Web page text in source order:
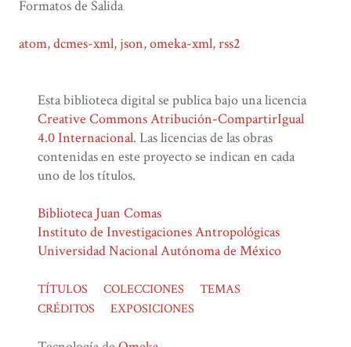
Formatos de Salida
atom,dcmes-xml, json,omeka-xml,rss2
Esta biblioteca digital se publica bajo una licencia
Creative Commons Atribución-CompartirIgual
4.0 Internacional. Las licencias de las obras
contenidas en este proyecto se indican en cada
uno de los títulos.
Biblioteca Juan Comas
Instituto de Investigaciones Antropológicas
Universidad Nacional Autónoma de México
TÍTULOS COLECCIONES
TEMAS
CRÉDITOS
EXPOSICIONES